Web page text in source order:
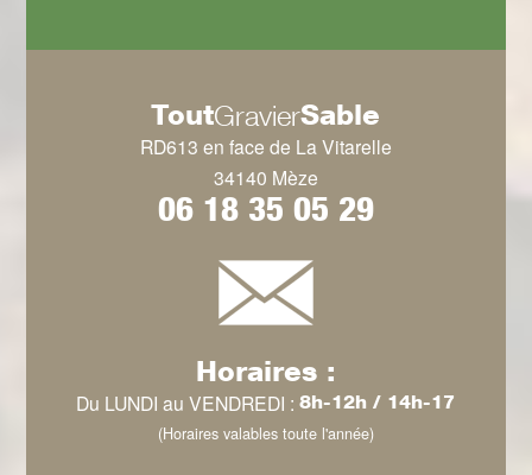
ToutGravierSable
RD613 en face de La Vitarelle
34140 Mèze
06 18 35 05 29
Horaires :
Du LUNDI au VENDREDI :8h-12h / 14h-17
(Horaires valables toute l'année)